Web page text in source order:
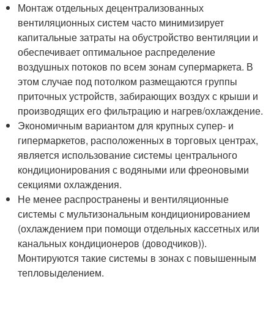
Монтаж отдельных децентрализованных
вентиляционных систем часто минимизирует
капитальные затраты на обустройство вентиляции и
обеспечивает оптимальное распределение
воздушных потоков по всем зонам супермаркета. В
этом случае под потолком размещаются группы
приточных устройств, забирающих воздух с крыши и
производящих его фильтрацию и нагрев/охлаждение.
Экономичным вариантом для крупных супер- и
гипермаркетов, расположенных в торговых центрах,
является использование системы центрального
кондиционирования с водяными или фреоновыми
секциями охлаждения.
Не менее распространены и вентиляционные
системы с мультизональным кондиционированием
(охлаждением при помощи отдельных кассетных или
канальных кондиционеров (доводчиков)).
Монтируются такие системы в зонах с повышенным
тепловыделением.